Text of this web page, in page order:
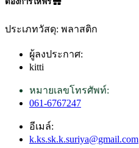
ประเภทวัสดุ: พลาสติก
ผู้ลงประกาศ:
kitti
หมายเลขโทรศัพท์:
061-6767247
อีเมล์:
k.ks.sk.k.suriya@gmail.com